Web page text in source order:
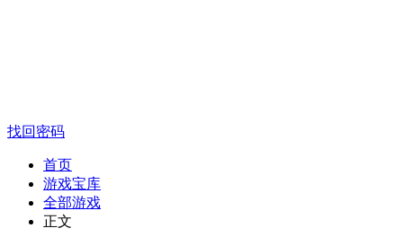
找回密码
首页
游戏宝库
全部游戏
正文